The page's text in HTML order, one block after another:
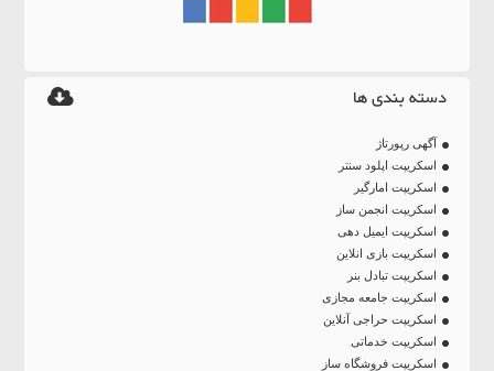
دسته بندی ها
آگهی رپورتاژ
اسکریپت اپلود سنتر
اسکریپت امارگیر
اسکریپت انجمن ساز
اسکریپت ایمیل دهی
اسکریپت بازی انلاین
اسکریپت تبادل بنر
اسکریپت جامعه مجازی
اسکریپت حراجی آنلاین
اسکریپت خدماتی
اسکریپت فروشگاه ساز